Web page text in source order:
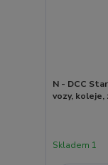
N - DCC
vozy, koleje,
Skladem 1